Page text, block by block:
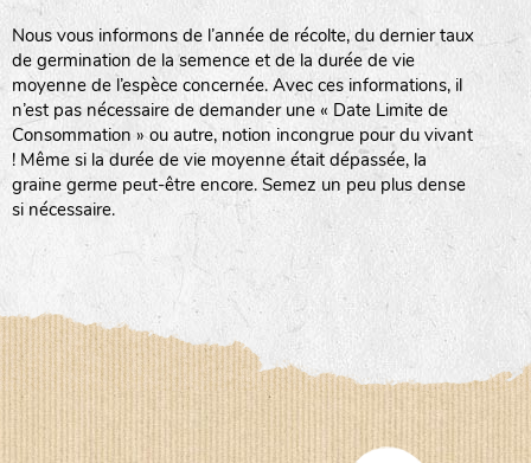
BINGENHEIMER SAATGUT (BGH)
www.bingenheimersaatgut.de
DE BOLSTER (DBO)
www.bolster.nl
GRAINE DEL PAÏS (GDP)
www.grainesdelpais.com
JARDIN EN’VIE (JEV)
LA BOITE A GRAINES (LBAG)
Nous vous informons de l’année de récolte, du dernier taux
de germination de la semence et de la durée de vie
moyenne de l’espèce concernée. Avec ces informations, il
n’est pas nécessaire de demander une « Date Limite de
Consommation » ou autre, notion incongrue pour du vivant
! Même si la durée de vie moyenne était dépassée, la
graine germe peut-être encore. Semez un peu plus dense
si nécessaire.
1 : Numéro d’ordre du lot
A : Sans calibre.
G: Gros
M : Moyen calibre
P: Petit calibre
Légumes feuilles
Légumes racines
Plantes aromatiques